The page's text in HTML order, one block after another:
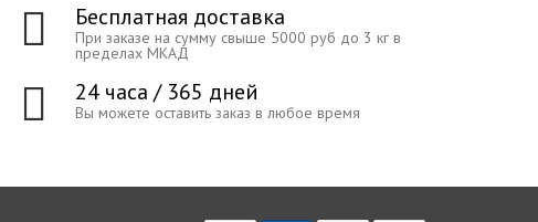
Бесплатная доставка
При заказе на сумму свыше 5000 руб до 3 кг в
пределах МКАД
24 часа / 365 дней
Вы можете оставить заказ в любое время